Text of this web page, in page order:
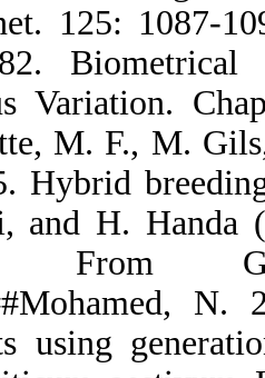
Appl.
Jinks.
Reif. 2015.
S. Takumi,
some traits